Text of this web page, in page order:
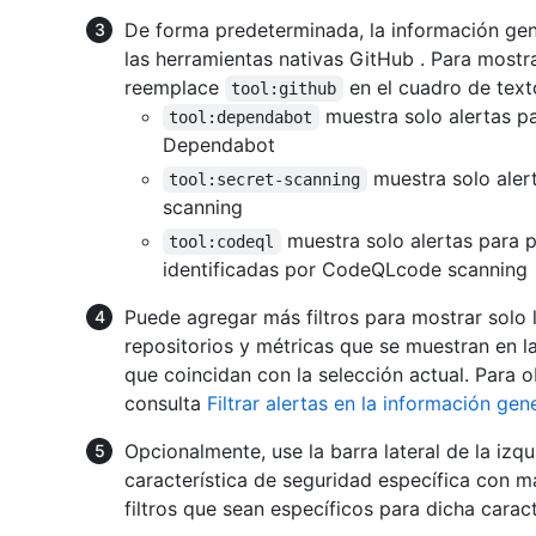
De forma predeterminada, la información
las herramientas nativas GitHub . Para
reemplace
tool:github en el cuadro de
tool:dependabot
muestra solo alertas
Dependabot
tool:secret-scanning
muestra solo
scanning
tool:codeql
muestra solo alertas para
identificadas por CodeQLcode scanning
Puede agregar más filtros para mostrar
repositorios y métricas que se muestran en
que coincidan con la selección actual. Para
consulta Filtrar alertas en la información
Opcionalmente, use la barra lateral de la
característica de seguridad específica con
filtros que sean específicos para dicha